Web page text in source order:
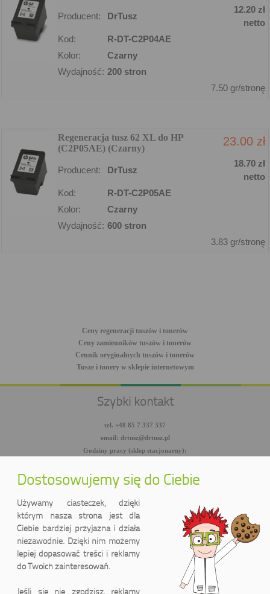
Producent: DrTusz
12.20 zł
netto
Kod:
R-DT-C2P04AE
Kolor:
Czarny
Wydajność: 200 stron
7.50 gr/stronę
Regeneracja tusz 62 XL do HP
(C2P05AE) (Czarny)
23.00 zł
Producent: DrTusz
18.70 zł
netto
Kod:
R-DT-C2P05AE
Kolor:
Czarny
Wydajność: 600 stron
3.83 gr/stronę
Ceny regeneracji tuszów i tonerów
Ceny zamienników tuszów i tonerów
Cennik oryginalnych tuszów i tonerów
Tusze i tonery w sklepie internetowym
Szybki kontakt
tel. +48 85 7 337 337
email: drtusz@drtusz.pl
Godziny pracy (sklep stacjonarny):
facebook.com/DrTusz
youtube.com/DrTusz
Dostosowujemy się do Ciebie
Używamy ciasteczek, dzięki
którym nasza strona jest dla
Ciebie bardziej przyjazna i działa
niezawodnie. Dzięki nim możemy
lepiej dopasować treści i reklamy
do Twoich zainteresowań.
Jeśli się nie zgodzisz, reklamy